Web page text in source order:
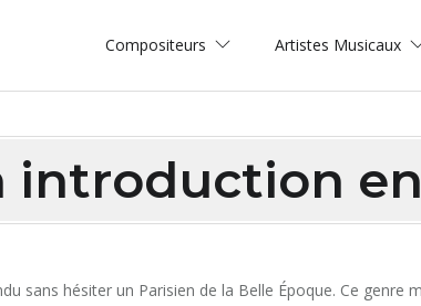
Compositeurs Artistes Musicaux
introduction
sans hésiter un Parisien de la Belle Époque. Ce genre